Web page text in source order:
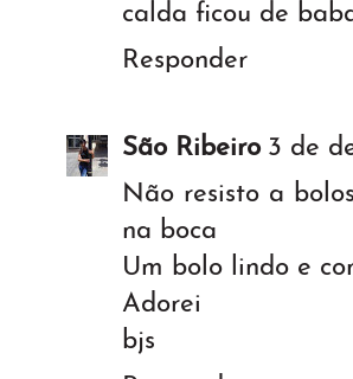
calda ficou de
Responder
São Ribeiro 3 de
Não resisto a
na boca
Um bolo lindo e
Adorei
bjs